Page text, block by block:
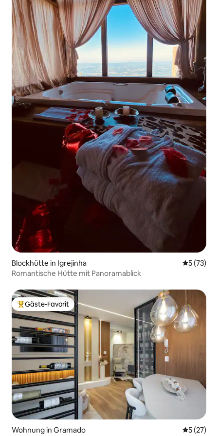
Blockhütte in Igrejinha
5 (73)
Romantische Hütte mit Panoramablick
Beliebter Gäste-Favorit.
Gäste-Favorit
Wohnung in Gramado
5 (27)